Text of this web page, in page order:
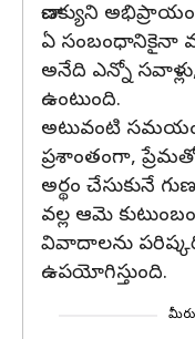
చాణక్యుని
ఏ సంబంధానికైనా
అనేది ఎన్నో
ఉంటుంది.
అటువంటి
ప్రశాంతంగా,
అర్థం చేసుకునే
వల్ల ఆమె
వివాదాలను
ఉపయోగిస్తుంది.
మీరు